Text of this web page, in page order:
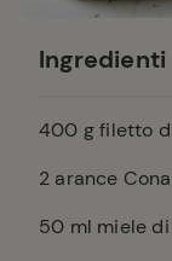
Ingredienti
400 g filetto
2 arance
50 ml miele